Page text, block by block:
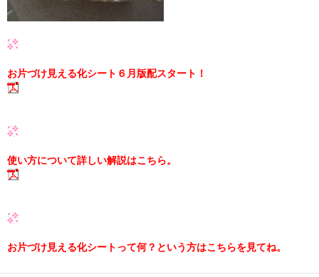
お片づけ見える化シート６月版配スタート！
使い方について詳しい解説はこちら。
お片づけ見える化シートって何？という方はこちらを見てね。